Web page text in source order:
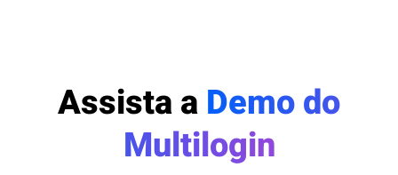
Assista aDemo do
Multilogin